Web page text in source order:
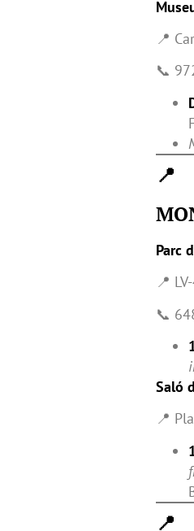
📍
📞
📍
Parc
📍
📞
Saló
📍
📍